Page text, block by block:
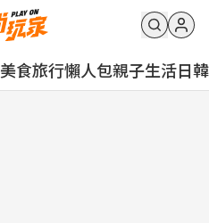
美食旅行懶人包親子生活日韓